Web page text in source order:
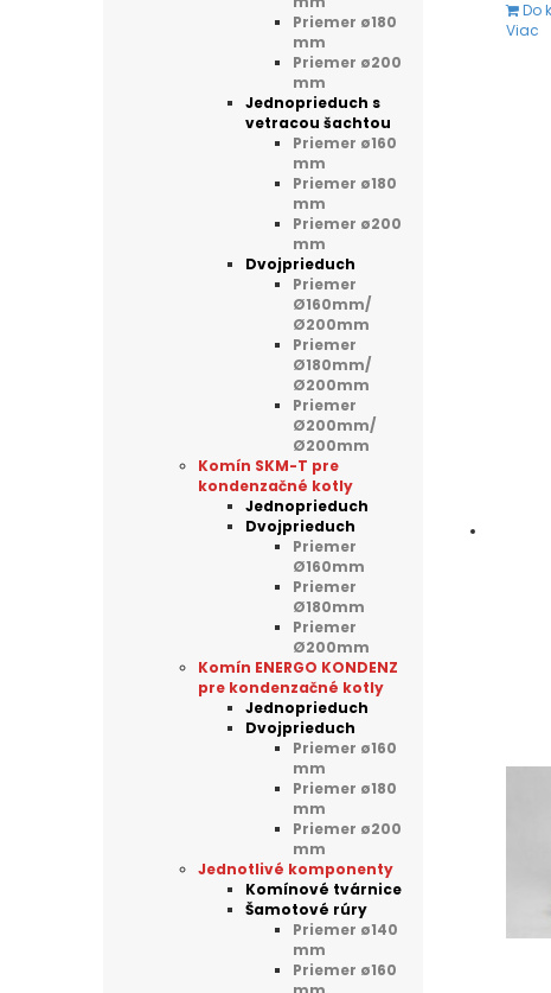
Priemer ø180
mm
Priemer ø200
mm
Jednoprieduch s
vetracou šachtou
Priemer ø160
mm
Priemer ø180
mm
Priemer ø200
mm
Dvojprieduch
Priemer
Ø160mm/
Ø200mm
Priemer
Ø180mm/
Ø200mm
Priemer
Ø200mm/
Ø200mm
Komín SKM-T pre
kondenzačné kotly
Jednoprieduch
Dvojprieduch
Priemer
Ø160mm
Priemer
Ø180mm
Priemer
Ø200mm
Komín ENERGO KONDENZ
pre kondenzačné kotly
Jednoprieduch
Dvojprieduch
Priemer ø160
mm
Priemer ø180
mm
Priemer ø200
mm
Jednotlivé komponenty
Komínové tvárnice
Šamotové rúry
Priemer ø140
mm
Priemer ø160
Do
Viac